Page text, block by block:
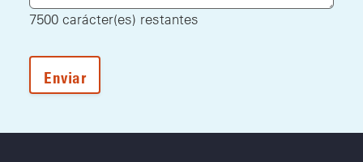
7500 carácter(es) restantes